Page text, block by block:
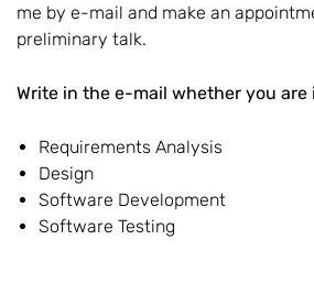
me by e-mail and make an
preliminary talk.
Write in the e-mail whether you are
Requirements Analysis
Design
Software Development
Software Testing